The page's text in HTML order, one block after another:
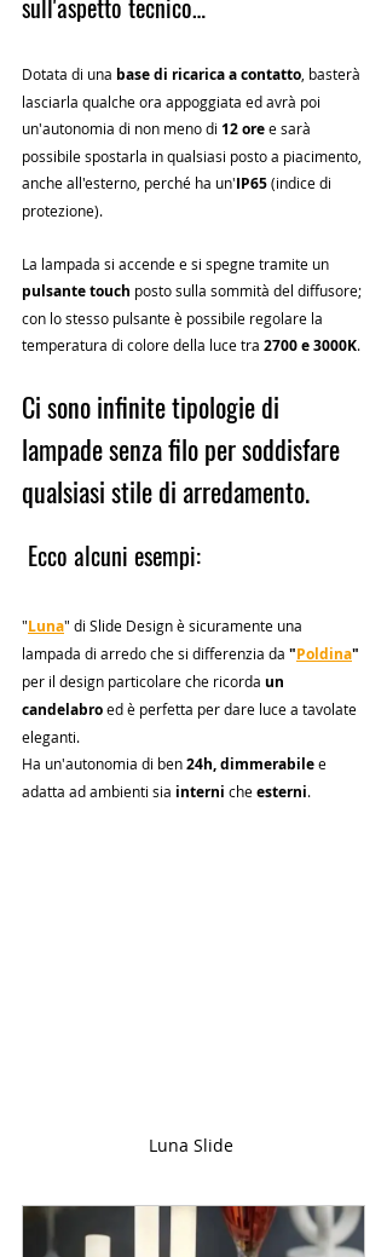
sull'aspetto tecnico…
Dotata di una base di ricarica a contatto, basterà
lasciarla qualche ora appoggiata ed avrà poi
un'autonomia di non meno di 12 ore e sarà
possibile spostarla in qualsiasi posto a piacimento,
anche all'esterno, perché ha un'IP65 (indice di
protezione).
La lampada si accende e si spegne tramite un
pulsante touch posto sulla sommità del diffusore;
con lo stesso pulsante è possibile regolare la
temperatura di colore della luce tra 2700 e 3000K.
Ci sono infinite tipologie di
lampade senza filo per soddisfare
qualsiasi stile di arredamento.
Ecco alcuni esempi:
"Luna" di Slide Design è sicuramente una
lampada di arredo che si differenzia da "Poldina"
per il design particolare che ricorda un
candelabro ed è perfetta per dare luce a tavolate
eleganti.
Ha un'autonomia di ben 24h, dimmerabile e
adatta ad ambienti sia interni che esterni.
Luna Slide